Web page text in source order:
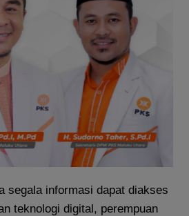
segala informasi dapat diakses
teknologi digital, perempuan